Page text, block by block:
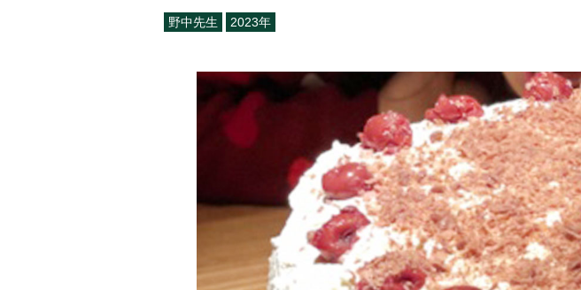
野中先生 2023年